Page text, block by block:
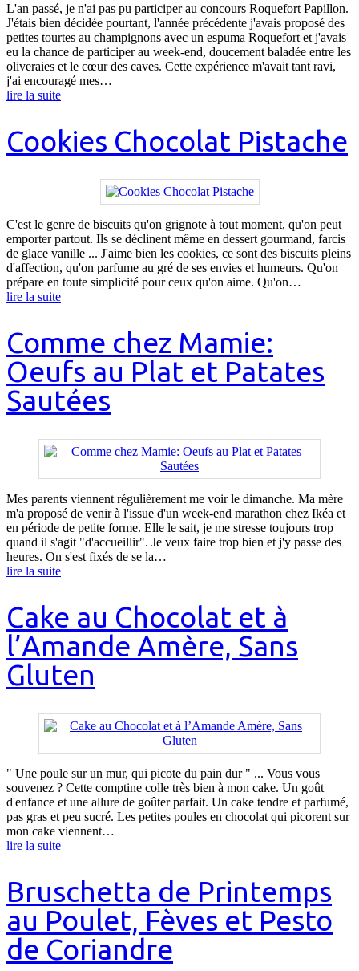
L'an passé, je n'ai pas pu participer au concours Roquefort Papillon.
J'étais bien décidée pourtant, l'année précédente j'avais proposé des
petites tourtes au champignons avec un espuma Roquefort et j'avais
eu la chance de participer au week-end, doucement baladée entre les
oliveraies et le cœur des caves. Cette expérience m'avait tant ravi,
j'ai encouragé mes…
lire la suite
Cookies Chocolat Pistache
C'est le genre de biscuits qu'on grignote à tout moment, qu'on peut
emporter partout. Ils se déclinent même en dessert gourmand, farcis
de glace vanille ... J'aime bien les cookies, ce sont des biscuits pleins
d'affection, qu'on parfume au gré de ses envies et humeurs. Qu'on
prépare en toute simplicité pour ceux qu'on aime. Qu'on…
lire la suite
Comme chez Mamie:
Oeufs au Plat et Patates
Sautées
Mes parents viennent régulièrement me voir le dimanche. Ma mère
m'a proposé de venir à l'issue d'un week-end marathon chez Ikéa et
en période de petite forme. Elle le sait, je me stresse toujours trop
quand il s'agit "d'accueillir". Je veux faire trop bien et j'y passe des
heures. On s'est fixés de se la…
lire la suite
Cake au Chocolat et à
l’Amande Amère, Sans
Gluten
" Une poule sur un mur, qui picote du pain dur " ... Vous vous
souvenez ? Cette comptine colle très bien à mon cake. Un goût
d'enfance et une allure de goûter parfait. Un cake tendre et parfumé,
pas gras et peu sucré. Les petites poules en chocolat qui picorent sur
mon cake viennent…
lire la suite
Bruschetta de Printemps
au Poulet, Fèves et Pesto
de Coriandre